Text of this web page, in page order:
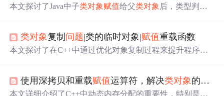
本文探讨了Java中子类对象赋值给父类对象 后，类型判断
型，而getClass()却返回子类的类名。通过对官方例子的分
析，揭示了Java中此类现象的本质。
类对象复制 问题|类的临时对象|赋值重载函数
本文探讨了在C++中通过优化对象复制过程来提升程序性
效率。
使用深拷贝和重载赋值运算符，解决类对象的动态内存分配
本文详细介绍了C++中动态内存分配的重要性，特别是在